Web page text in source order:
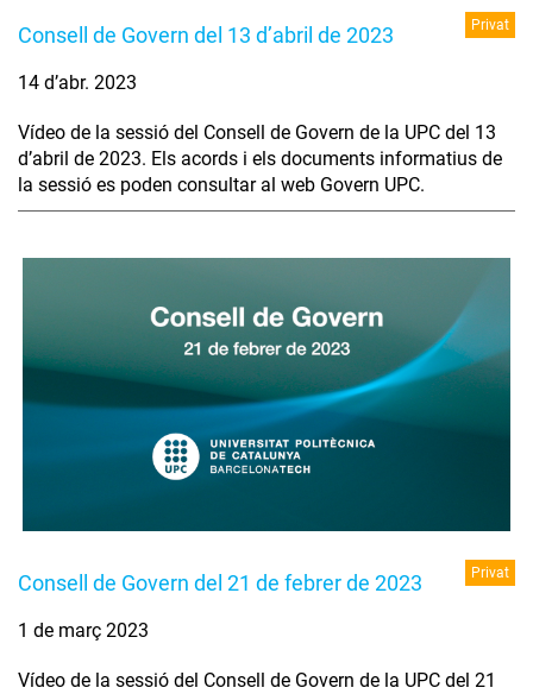
Consell de Govern del 13 d’abril de 2023 Privat
14 d’abr. 2023
Vídeo de la sessió del Consell de Govern de la UPC del 13
d’abril de 2023. Els acords i els documents informatius de
la sessió es poden consultar al web Govern UPC.
Consell de Govern del 21 de febrer de 2023 Privat
1 de març 2023
Vídeo de la sessió del Consell de Govern de la UPC del 21